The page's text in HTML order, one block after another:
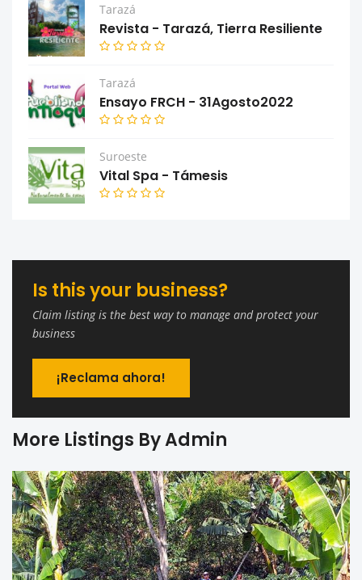
Tarazá
Revista - Tarazá, Tierra Resiliente
Tarazá
Ensayo FRCH - 31Agosto2022
Suroeste
Vital Spa - Támesis
Is this your business?
Claim listing is the best way to manage and protect your
business
¡Reclama ahora!
More Listings By Admin